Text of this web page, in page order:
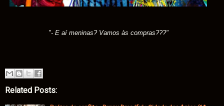
"- E aí meninas? Vamos às compras???"
Related Posts: